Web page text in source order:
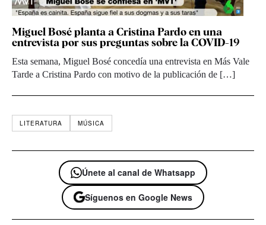
Miguel Bosé planta a Cristina Pardo en una
entrevista por sus preguntas sobre la COVID-19
Esta semana, Miguel Bosé concedía una entrevista en Más Vale
Tarde a Cristina Pardo con motivo de la publicación de […]
LITERATURA MÚSICA
Únete al canal de Whatsapp
Síguenos en Google News